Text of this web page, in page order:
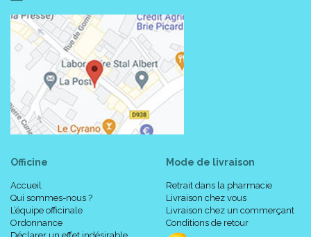
Officine
Accueil
Qui sommes-nous ?
L’équipe officinale
Ordonnance
Mode de livraison
Retrait dans la pharmacie
Livraison chez vous
Livraison chez un commerçant
Conditions de retour